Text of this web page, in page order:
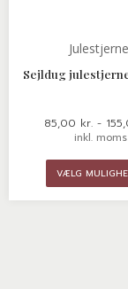
Sejldug
85,00 kr. -
inkl. moms
VÆLG